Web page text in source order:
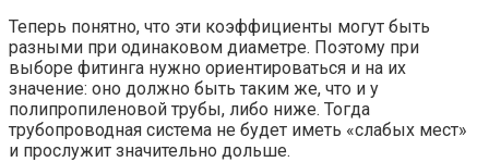
Теперь понятно, что эти коэффициенты могут быть
разными при одинаковом диаметре. Поэтому при
выборе фитинга нужно ориентироваться и на их
значение: оно должно быть таким же, что и у
полипропиленовой трубы, либо ниже. Тогда
трубопроводная система не будет иметь «слабых мест»
и прослужит значительно дольше.